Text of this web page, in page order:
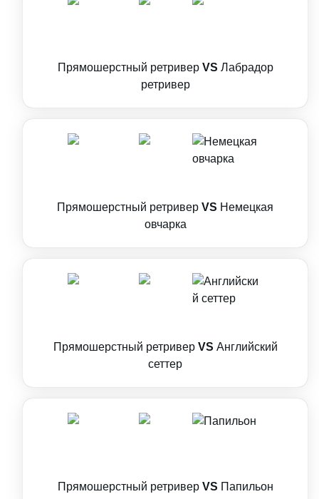
Прямошерстный ретривер VS Лабрадор
ретривер
Прямошерстный ретривер VS Немецкая
овчарка
Прямошерстный ретривер VS Английский
сеттер
Прямошерстный ретривер VS Папильон